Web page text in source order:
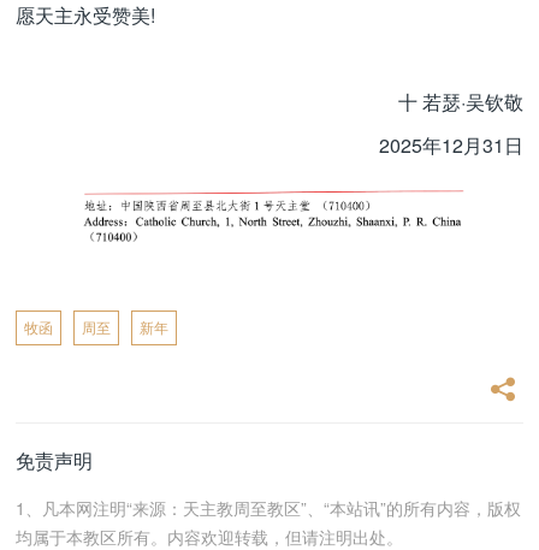
愿天主永受赞美!
十 若瑟·吴钦敬
2025年12月31日
牧函 周至 新年
免责声明
1、凡本网注明“来源：天主教周至教区”、“本站讯”的所有内容，版权
均属于本教区所有。内容欢迎转载，但请注明出处。